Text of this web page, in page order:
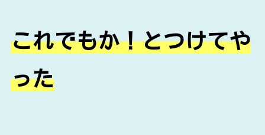
これでもか！とつけてや
った